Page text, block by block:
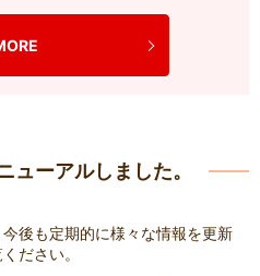
ューアルしました。
後も定期的に様々な情報を更新
ださい。